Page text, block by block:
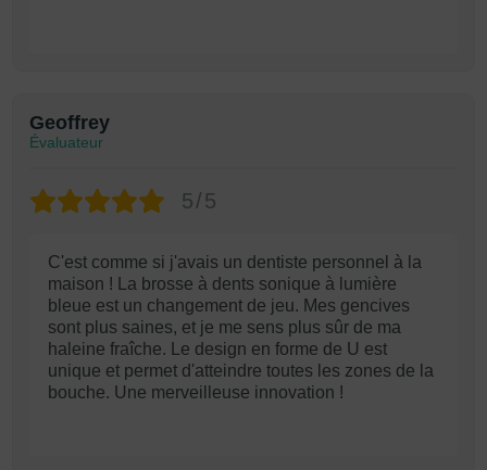
Geoffrey
Évaluateur
5/5
C'est comme si j'avais un dentiste personnel à la
maison ! La brosse à dents sonique à lumière
bleue est un changement de jeu. Mes gencives
sont plus saines, et je me sens plus sûr de ma
haleine fraîche. Le design en forme de U est
unique et permet d'atteindre toutes les zones de la
bouche. Une merveilleuse innovation !